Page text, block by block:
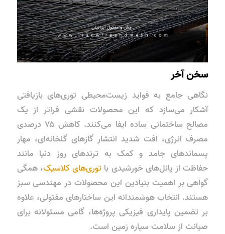
سخن آخر
نگاهی جامع به فواید زیست‌محیطی توری‌های بازیافتی
آشکار می‌سازد که این محصولات نقشی فراتر از یک
مصالح ساختمانی ساده ایفا می‌کنند. کاهش ۷۵ درصدی
مصرف انرژی، افت شدید انتشار گازهای گلخانه‌ای، مهار
پسماندهای جامد و کمک به ترندهای روز دنیا مانند
حفاظت از پانل‌های خورشیدی با توری‌های کلاسیک، همگی
گواهی بر اهمیت بنیادین این محصولات در مهندسی سبز
هستند. انتخاب هوشمندانه این ساختارهای مفتولی، علاوه
بر تضمین پایداری فیزیکی پروژه‌ها، گامی مسئولانه برای
صیانت از سلامت سیاره زمین است.